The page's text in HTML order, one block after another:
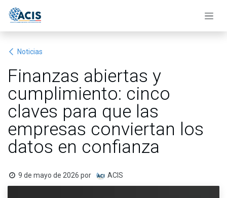
Noticias
Finanzas abiertas y
cumplimiento: cinco
claves para que las
empresas conviertan los
datos en confianza
9 de mayo de 2026 por ACIS